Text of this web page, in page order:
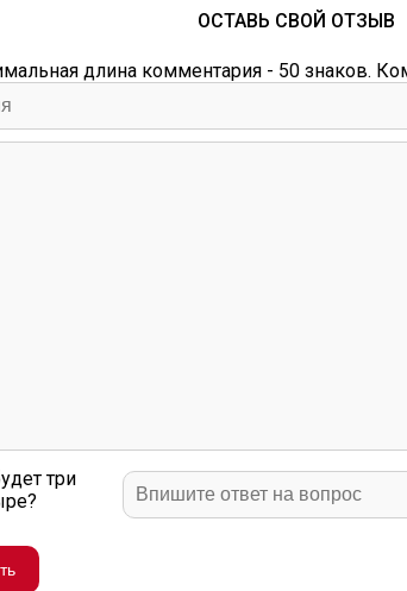
ОСТАВЬ СВОЙ ОТЗЫВ
длина комментария - 50 знаков.
три